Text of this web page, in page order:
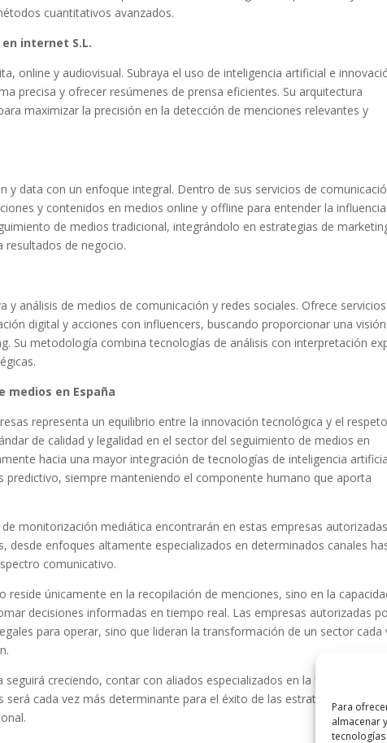
Para
almacenar
cuantitativos avanzados.
internet S.L.
online y audiovisual. Subraya el uso de inteligencia artificial e
precisa y ofrecer resúmenes de prensa eficientes. Su arquitectura
maximizar la precisión en la detección de menciones relevantes y
y data con un enfoque integral. Dentro de sus servicios de
y contenidos en medios online y offline para entender la
de medios tradicional, integrándolo en estrategias de
resultados de negocio.
y análisis de medios de comunicación y redes sociales. Ofrece
digital y acciones con influencers, buscando proporcionar una visión
Su metodología combina tecnologías de análisis con interpretación
medios en España
representa un equilibrio entre la innovación tecnológica y el
de calidad y legalidad en el sector del seguimiento de medios en
hacia una mayor integración de tecnologías de inteligencia
predictivo, siempre manteniendo el componente humano que aporta
monitorización mediática encontrarán en estas empresas autorizadas
desde enfoques altamente especializados en determinados canales
comunicativo.
reside únicamente en la recopilación de menciones, sino en la
decisiones informadas en tiempo real. Las empresas autorizadas
para operar, sino que lideran la transformación de un sector cada
creciendo, contar con aliados especializados en la filtración,
cada vez más determinante para el éxito de las estrategias de